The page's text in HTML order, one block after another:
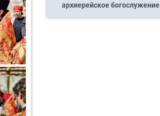
архиерейское богослужение